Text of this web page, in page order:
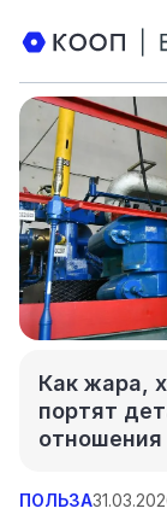
Как жара,
портят
ПОЛЬЗА